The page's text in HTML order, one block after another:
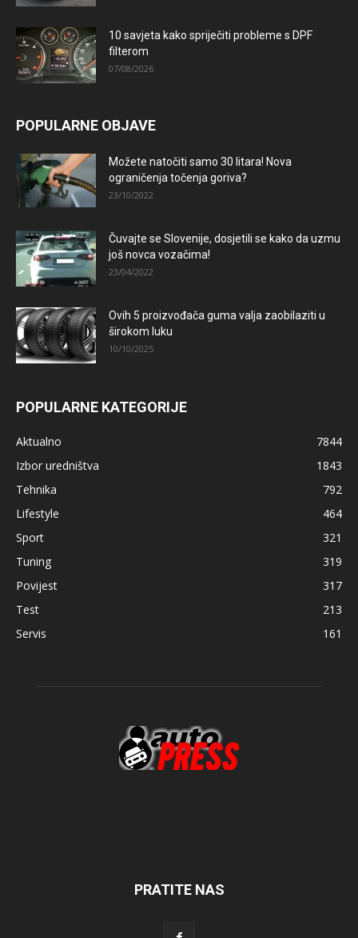
10 savjeta kako spriječiti probleme s DPF
filterom
07/08/2026
POPULARNE OBJAVE
Možete natočiti samo 30 litara! Nova
ograničenja točenja goriva?
23/10/2022
Čuvajte se Slovenije, dosjetili se kako da uzmu
još novca vozačima!
23/04/2022
Ovih 5 proizvođača guma valja zaobilaziti u
širokom luku
10/10/2025
POPULARNE KATEGORIJE
Aktualno
7844
Izbor uredništva
1843
Tehnika
792
Lifestyle
464
Sport
321
Tuning
319
Povijest
317
Test
213
Servis
161
PRATITE NAS